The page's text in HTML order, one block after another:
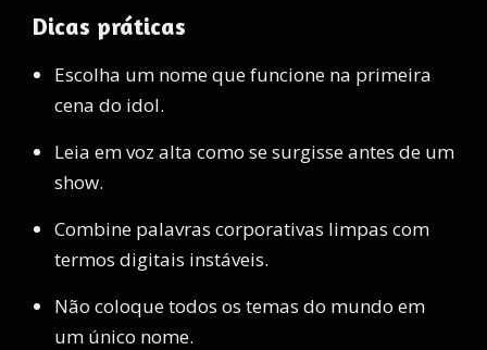
Dicas práticas
Escolha um nome que funcione na primeira
cena do idol.
Leia em voz alta como se surgisse antes de um
show.
Combine palavras corporativas limpas com
termos digitais instáveis.
Não coloque todos os temas do mundo em
um único nome.